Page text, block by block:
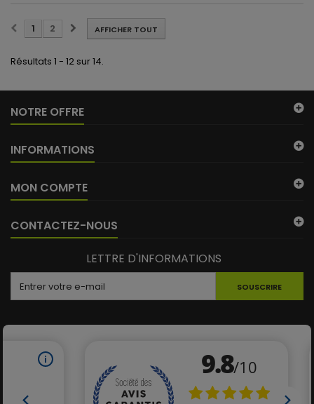
(4 avis)
AFFICHER TOUT
1 2
Résultats 1 - 12 sur 14.
NOTRE OFFRE
INFORMATIONS
MON COMPTE
CONTACTEZ-NOUS
LETTRE D'INFORMATIONS
SOUSCRIRE